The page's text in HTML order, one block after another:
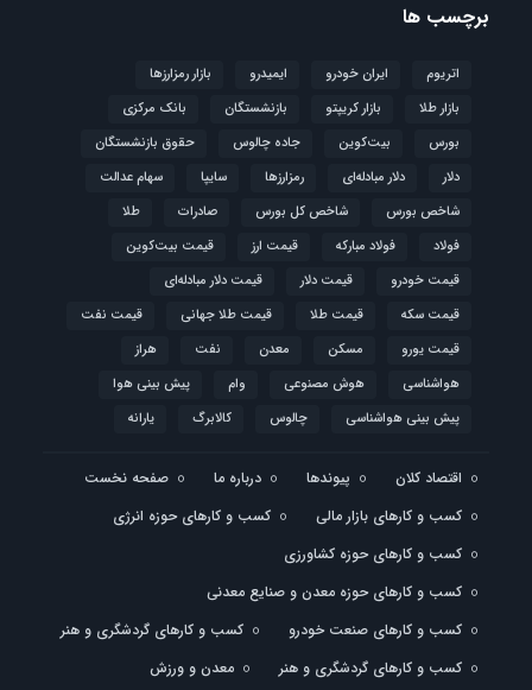
برچسب ها
اتریوم ایران خودرو ایمیدرو
بازار رمزارزها
بازار طلا
بازار کریپتو بازنشستگان
بانک مرکزی
بورس
بیت‌کوین جاده چالوس
حقوق بازنشستگان
دلار
دلار مبادله‌ای رمزارزها سایپا
سهام عدالت
شاخص بورس
شاخص کل بورس صادرات
طلا
فولاد
فولاد مبارکه قیمت ارز
قیمت بیت‌کوین
قیمت خودرو
قیمت دلار
قیمت دلار مبادله‌ای
قیمت سکه
قیمت طلا قیمت طلا جهانی
قیمت نفت
قیمت یورو
مسکن معدن نفت
هراز
هواشناسی
هوش مصنوعی وام
پیش بینی هوا
پیش بینی هواشناسی
چالوس کالابرگ یارانه
اقتصاد کلان پیوندها درباره ما
صفحه نخست
کسب و کارهای بازار مالی
کسب و کارهای حوزه انرژی
کسب و کارهای حوزه کشاورزی
کسب و کارهای حوزه معدن و صنایع معدنی
کسب و کارهای صنعت خودرو
کسب و کارهای گردشگری و هنر
کسب و کارهای گردشگری و هنر
معدن و ورزش